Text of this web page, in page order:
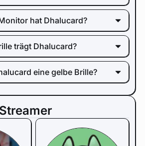
hat Dhalucard?
trägt Dhalucard?
eine gelbe Brille?